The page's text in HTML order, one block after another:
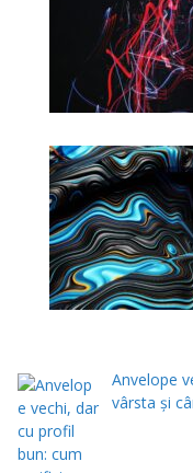
Anvelope
vârsta și